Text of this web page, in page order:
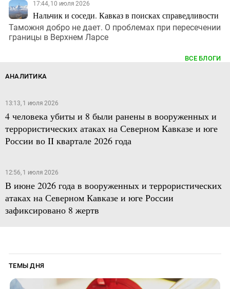
17:44, 10 июля 2026
Нальчик и соседи. Кавказ в поисках справедливости
Таможня добро не дает. О проблемах при пересечении
границы в Верхнем Ларсе
ВСЕ БЛОГИ
АНАЛИТИКА
13:13, 1 июля 2026
4 человека убиты и 8 были ранены в вооруженных и
террористических атаках на Северном Кавказе и юге
России во II квартале 2026 года
12:56, 1 июля 2026
В июне 2026 года в вооруженных и террористических
атаках на Северном Кавказе и юге России
зафиксировано 8 жертв
ТЕМЫ ДНЯ